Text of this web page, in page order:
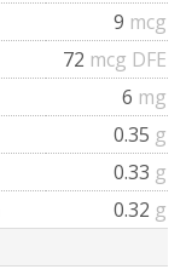
9 mcg
72 mcg DFE
6 mg
0.35 g
0.33 g
0.32 g